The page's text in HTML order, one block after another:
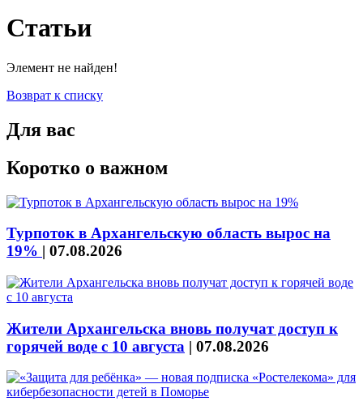
Статьи
Элемент не найден!
Возврат к списку
Для вас
Коротко о важном
Турпоток в Архангельскую область вырос на
19% | 07.08.2026
Жители Архангельска вновь получат доступ к
горячей воде с 10 августа | 07.08.2026